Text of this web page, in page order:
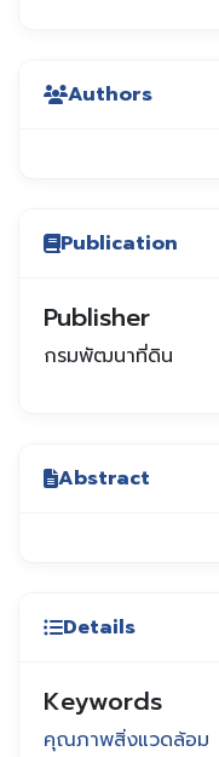
Authors
Publication
Publisher
กรมพัฒนาที่ดิน
Abstract
Details
Keywords
คุณภาพสิ่งแวดล้อม